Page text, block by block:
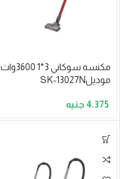
مكنسه سوكاني 3*1 3600وات
موديلSK-13027N
4.375